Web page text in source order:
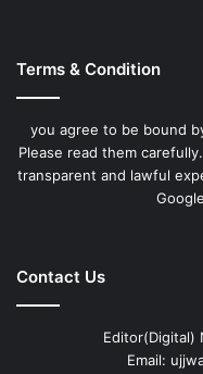
Terms & Condition
you agree to be bound
Please read them
transparent and lawful
Contact Us
Editor(Digital)
Email: